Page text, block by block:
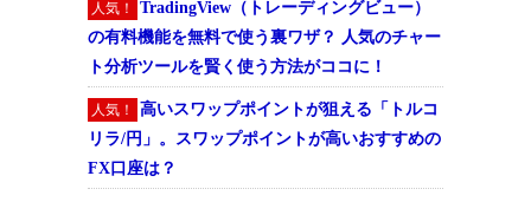
人気！
TradingView（トレーディングビュー）
の有料機能を無料で使う裏ワザ？ 人気のチャー
ト分析ツールを賢く使う方法がココに！
人気！
高いスワップポイントが狙える「トルコ
リラ/円」。スワップポイントが高いおすすめの
FX口座は？